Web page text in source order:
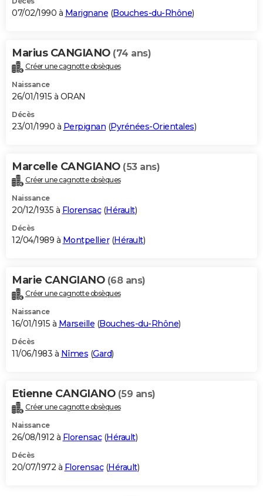
07/02/1990 à Marignane (Bouches-du-Rhône)
Marius CANGIANO (74 ans)
Créer une cagnotte obsèques
Naissance
26/01/1915 à ORAN
Décès
23/01/1990 à Perpignan (Pyrénées-Orientales)
Marcelle CANGIANO (53 ans)
Créer une cagnotte obsèques
Naissance
20/12/1935 à Florensac(Hérault)
Décès
12/04/1989 à Montpellier(Hérault)
Marie CANGIANO (68 ans)
Créer une cagnotte obsèques
Naissance
16/01/1915 à Marseille (Bouches-du-Rhône)
Décès
11/06/1983 à Nîmes (Gard)
Etienne CANGIANO (59 ans)
Créer une cagnotte obsèques
Naissance
26/08/1912 à Florensac(Hérault)
Décès
20/07/1972 à Florensac(Hérault)